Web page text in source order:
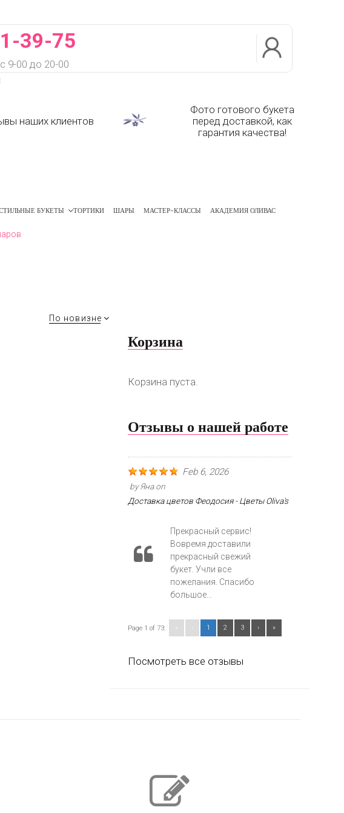
39-75
9-00 до 20-00
наших клиентов
Фото готового букета
перед доставкой, как
гарантия качества!
БУКЕТЫ ТОРТИКИ ШАРЫ МАСТЕР-КЛАССЫ АКАДЕМИЯ ОЛИВАС
По новизне
Корзина
Корзина пуста.
Отзывы о нашей работе
Feb 6, 2026
byЯнаon
Доставка цветов Феодосия - Цветы Oliva's
Прекрасный сервис!
Вовремя доставили
прекрасный свежий
букет. Учли все
пожелания. Спасибо
большое...
Page 1 of 73: 1 2 3 › »
Посмотреть все отзывы